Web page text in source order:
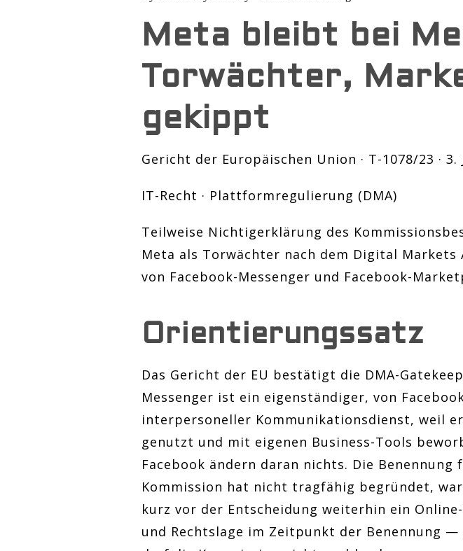
Meta bleibt bei
Torwächter,
gekippt
Gericht der Europäischen Union · T-1078/23 · 3.
IT-Recht · Plattformregulierung (DMA)
Teilweise Nichtigerklärung des
Meta als Torwächter nach dem Digital
von Facebook-Messenger und Facebook-
Orientierungssatz
Das Gericht der EU bestätigt die DMA-
Messenger ist ein eigenständiger, von
interpersoneller Kommunikationsdienst, weil
genutzt und mit eigenen Business-Tools
Facebook ändern daran nichts. Die
Kommission hat nicht tragfähig begründet,
kurz vor der Entscheidung weiterhin ein
und Rechtslage im Zeitpunkt der Benennung